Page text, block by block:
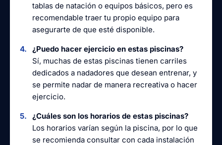
tablas de natación o equipos básicos, pero es
recomendable traer tu propio equipo para
asegurarte de que esté disponible.
¿Puedo hacer ejercicio en estas piscinas?
Sí, muchas de estas piscinas tienen carriles
dedicados a nadadores que desean entrenar, y
se permite nadar de manera recreativa o hacer
ejercicio.
¿Cuáles son los horarios de estas piscinas?
Los horarios varían según la piscina, por lo que
se recomienda consultar con cada instalación